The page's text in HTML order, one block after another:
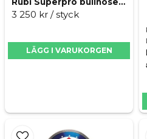
Rubi Superpro bullnose rund
3 250 kr / styck
LÄGG I VARUKORGEN
artnr:;22811
ean: 8413797529388